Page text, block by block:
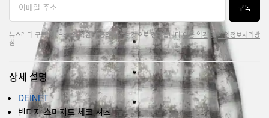
구독
뉴스레터 구독 시, HBX의 약관에 동의하시는 것으로 간주됩니다.이용 약관 및개인정보처리방
침
상세 설명
DEINET
빈티지 스머지드 체크 셔츠